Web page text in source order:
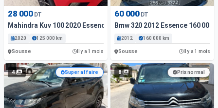
28 000 DT
Mahindra Kuv 100 2020 Essence 125 000 Km Sousse
2020 125 000 km
Sousse Il y a 1 mois
60 000 DT
Bmw 320 2012 Essence 160 000
2012 160 000 km
Sousse Il y a 1 mois
4 Super affaire 8 Prix normal